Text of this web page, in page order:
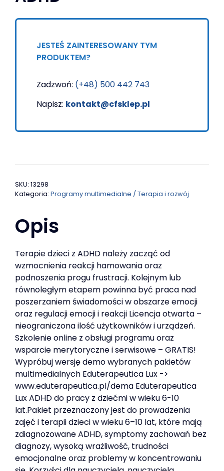
Laptopy i komputery
Drukarki
Monitory interaktywne i DS
Drukarki, skanery i czytniki
Terminale i kolektory danych
JESTEŚ ZAINTERESOWANY TYM
PRODUKTEM?
Zadzwoń: (+48) 500 442 743
Napisz: kontakt@cfsklep.pl
SKU: 13298
Kategoria: Programy multimedialne / Terapia i rozwój
Opis
Terapie dzieci z ADHD należy zacząć od
wzmocnienia reakcji hamowania oraz
podnoszenia progu frustracji. Kolejnym lub
równoległym etapem powinna być praca nad
poszerzaniem świadomości w obszarze emocji
oraz regulacji emocji i reakcji Licencja otwarta –
nieograniczona ilość użytkowników i urządzeń.
Szkolenie online z obsługi programu oraz
wsparcie merytoryczne i serwisowe – GRATIS!
Wypróbuj wersję demo wybranych pakietów
multimedialnych Eduterapeutica Lux ->
www.eduterapeutica.pl/dema Eduterapeutica
Lux ADHD do pracy z dziećmi w wieku 6-10
lat.Pakiet przeznaczony jest do prowadzenia
zajęć i terapii dzieci w wieku 6–10 lat, które mają
zdiagnozowane ADHD, symptomy zachowań bez
diagnozy, wysoką wrażliwość, trudności
emocjonalne oraz problemy w koncentrowaniu